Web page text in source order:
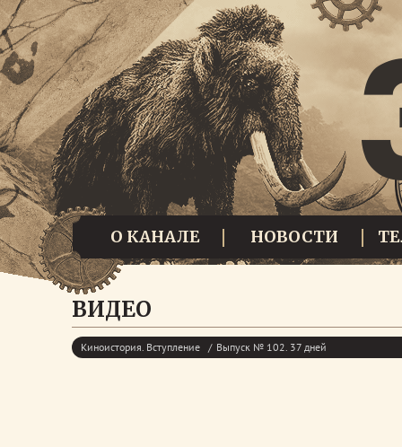
О КАНАЛЕ НОВОСТИ
ВИДЕО
Киноистория. Вступление Выпуск № 102. 37 дней